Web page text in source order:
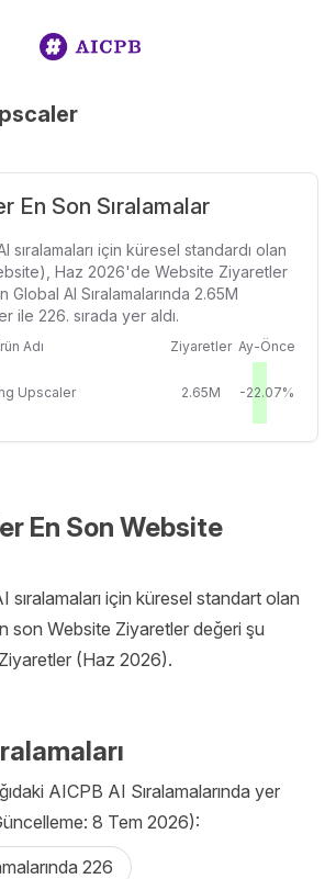
En Son Sıralamalar
sıralamaları için küresel standardı olan
Haz 2026'de Website Ziyaretler
Global AI Sıralamalarında 2.65M
ile 226. sırada yer aldı.
Adı Ziyaretler Ay-Önce
Upscaler 2.65M -22.07%
En Son Website
için küresel standart olan
son Website Ziyaretler değeri şu
(Haz 2026).
AICPB AI Sıralamalarında yer
8 Tem 2026):
226